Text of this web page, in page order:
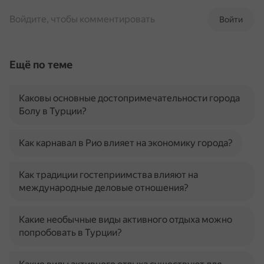
Войти
Войдите, чтобы комментировать
Ещё по теме
Каковы основные достопримечательности города
Болу в Турции?
Как карнавал в Рио влияет на экономику города?
Как традиции гостеприимства влияют на
международные деловые отношения?
Какие необычные виды активного отдыха можно
попробовать в Турции?